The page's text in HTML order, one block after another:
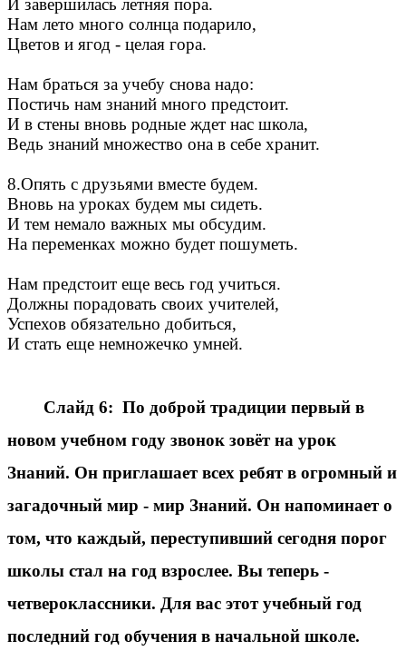
Нам лето много солнца подарило,
Цветов и ягод - целая гора.
Нам браться за учебу снова надо:
Постичь нам знаний много предстоит.
И в стены вновь родные ждет нас школа,
Ведь знаний множество она в себе хранит.
8.Опять с друзьями вместе будем.
Вновь на уроках будем мы сидеть.
И тем немало важных мы обсудим.
На переменках можно будет пошуметь.
Нам предстоит еще весь год учиться.
Должны порадовать своих учителей,
Успехов обязательно добиться,
И стать еще немножечко умней.
Слайд 6: По доброй традиции первый в
новом учебном году звонок зовёт на урок
Знаний. Он приглашает всех ребят в огромный и
загадочный мир - мир Знаний. Он напоминает о
том, что каждый, переступивший сегодня порог
школы стал на год взрослее. Вы теперь -
четвероклассники. Для вас этот учебный год
последний год обучения в начальной школе.